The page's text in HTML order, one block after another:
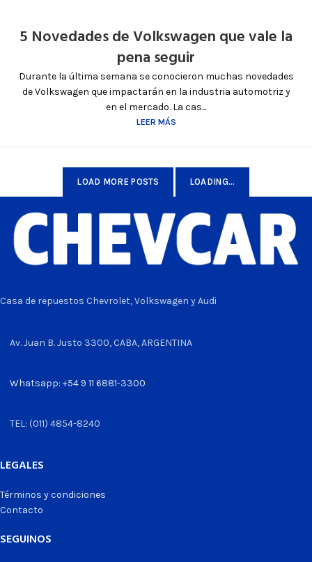
5 Novedades de Volkswagen que vale la
pena seguir
Durante la última semana se conocieron muchas novedades
de Volkswagen que impactarán en la industria automotriz y
en el mercado. La cas...
LEER MÁS
LOAD MORE POSTS LOADING...
Casa de repuestos Chevrolet, Volkswagen y Audi
Av. Juan B. Justo 3300, CABA, ARGENTINA
Whatsapp: +54 9 11 6881-3300
TEL: (011) 4854-8240
LEGALES
Términos y condiciones
Contacto
SEGUINOS